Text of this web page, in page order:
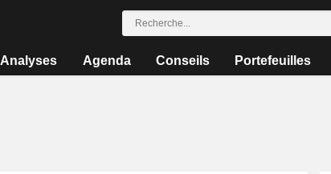
Analyses Agenda Conseils Portefeuilles